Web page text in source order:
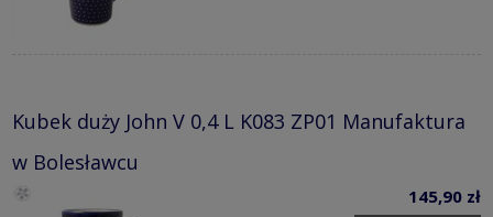
Kubek duży John V 0,4 L K083 ZP01 Manufaktura
w Bolesławcu
145,90 zł